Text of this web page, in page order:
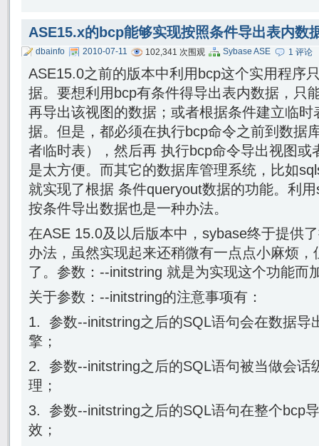
ASE15.x的bcp能够实现按照条件导出表内数
dbainfo 2010-07-11 102,341 次围观 Sybase ASE 1 评论
ASE15.0之前的版本中利用bcp这个实用程序
据。要想利用bcp有条件得导出表内数据，只
再导出该视图的数据；或者根据条件建立临
据。但是，都必须在执行bcp命令之前到数据
者临时表），然后再 执行bcp命令导出视图或
是太方便。而其它的数据库管理系统，比如
就实现了根据 条件queryout数据的功能。利
按条件导出数据也是一种办法。
在ASE 15.0及以后版本中，sybase终于提供
办法，虽然实现起来还稍微有一点点小麻烦
了。参数：--initstring 就是为实现这个功能而
关于参数：--initstring的注意事项有：
1. 参数--initstring之后的SQL语句会在数据导
擎；
2. 参数--initstring之后的SQL语句被当做会话
理；
3. 参数--initstring之后的SQL语句在整个bcp
效；